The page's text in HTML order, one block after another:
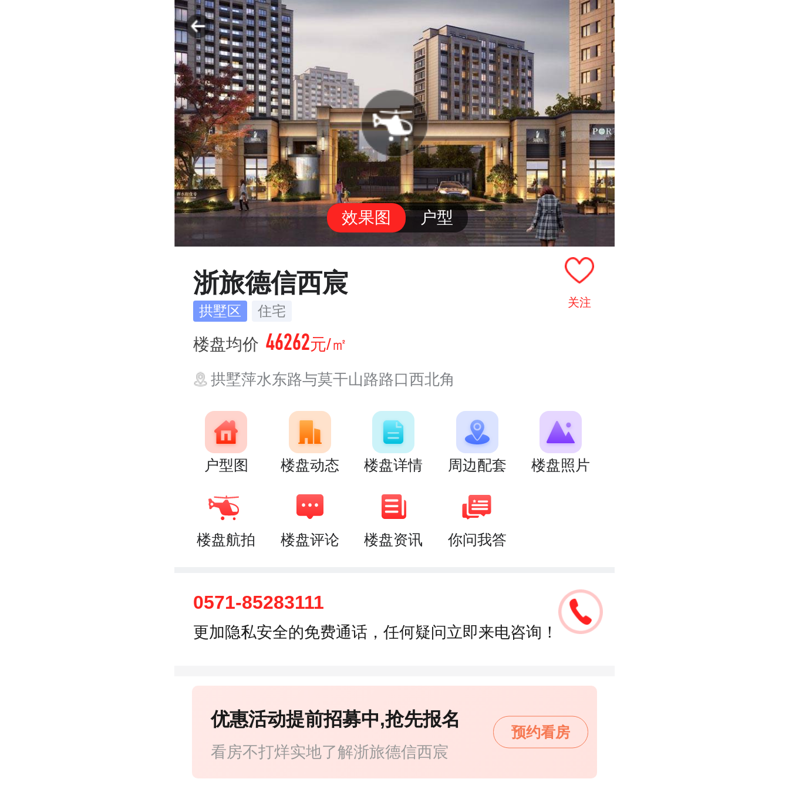
效果图 户型
关注
浙旅德信西宸
拱墅区 住宅
楼盘均价 46262元/㎡
拱墅萍水东路与莫干山路路口西北角
户型图 楼盘动态 楼盘详情 周边配套 楼盘照片
楼盘航拍 楼盘评论 楼盘资讯 你问我答
0571-85283111
更加隐私安全的免费通话，任何疑问立即来电咨询！
看房不打烊实地了解浙旅德信西宸
优惠活动提前招募中,抢先报名
预约看房